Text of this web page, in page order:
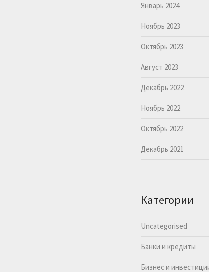
Январь 2024
Ноябрь 2023
Октябрь 2023
Август 2023
Декабрь 2022
Ноябрь 2022
Октябрь 2022
Декабрь 2021
Категории
Uncategorised
Банки и кредиты
Бизнес и